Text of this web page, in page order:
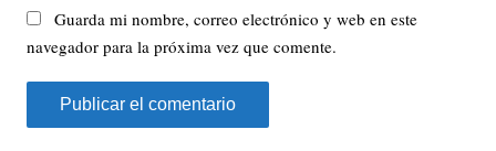
Guarda mi nombre, correo electrónico y web en este
navegador para la próxima vez que comente.